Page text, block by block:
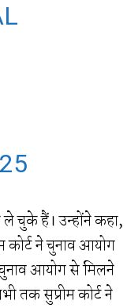
ले चुके हैं। उन्होंने कहा,
कोर्ट ने चुनाव आयोग
आयोग से मिलने
तक सुप्रीम कोर्ट ने